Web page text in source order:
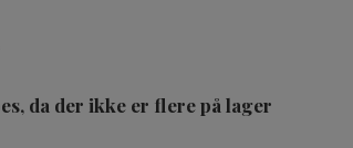
da der ikke er flere på lager